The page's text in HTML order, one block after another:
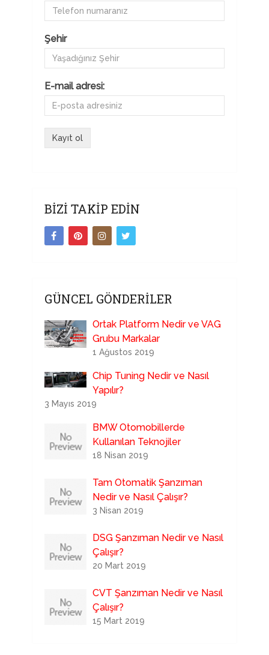
Şehir
E-mail adresi:
BIZI TAKIP EDIN
GÜNCEL GÖNDERILER
Ortak Platform Nedir ve VAG
Grubu Markalar
1 Ağustos 2019
Chip Tuning Nedir ve Nasıl
Yapılır?
3 Mayıs 2019
BMW Otomobillerde
Kullanılan Teknojiler
18 Nisan 2019
Tam Otomatik Şanzıman
Nedir ve Nasıl Çalışır?
3 Nisan 2019
DSG Şanzıman Nedir ve Nasıl
Çalışır?
20 Mart 2019
CVT Şanzıman Nedir ve Nasıl
Çalışır?
15 Mart 2019